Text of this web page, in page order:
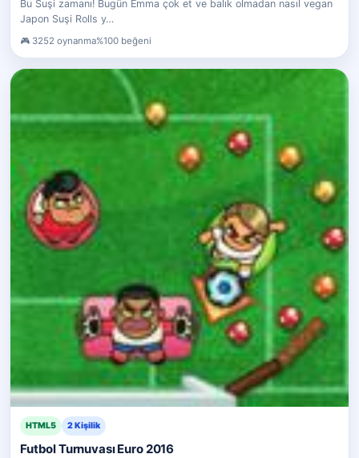
Bu Suşi zamanı! Bugün Emma çok et ve balık olmadan nasıl vegan
Japon Suşi Rolls y…
3252 oynanma%100 beğeni
HTML5 2 Kişilik
Futbol Turnuvası Euro 2016